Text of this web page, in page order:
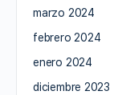
marzo 2024
febrero 2024
enero 2024
diciembre 2023